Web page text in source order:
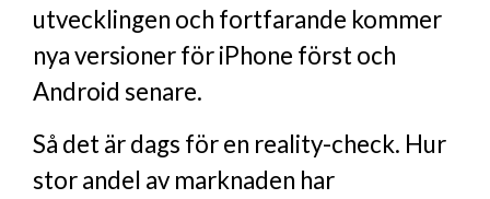
utvecklingen och fortfarande kommer
nya versioner för iPhone först och
Android senare.
Så det är dags för en reality-check. Hur
stor andel av marknaden har